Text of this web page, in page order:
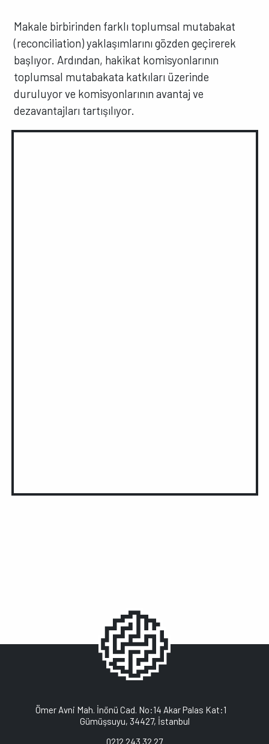
Makale birbirinden farklı toplumsal mutabakat
(reconciliation) yaklaşımlarını gözden geçirerek
başlıyor. Ardından, hakikat komisyonlarının
toplumsal mutabakata katkıları üzerinde
duruluyor ve komisyonlarının avantaj ve
dezavantajları tartışılıyor.
Ömer Avni Mah. İnönü Cad. No:14 Akar Palas Kat:1
Gümüşsuyu, 34427, İstanbul
0212 243 32 27